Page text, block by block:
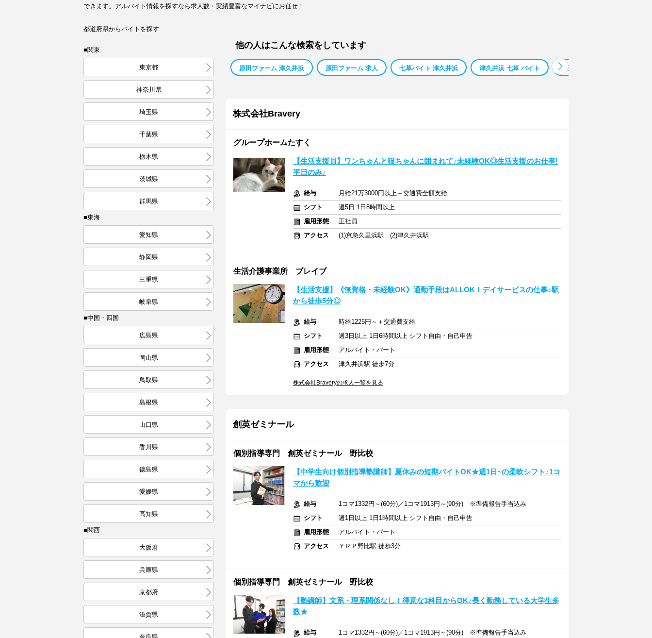
できます。アルバイト情報を探すなら求人数・実績豊富なマイナビにお任せ！
都道府県からバイトを探す
■関東
東京都
神奈川県
埼玉県
千葉県
栃木県
茨城県
群馬県
■東海
愛知県
静岡県
三重県
岐阜県
■中国・四国
広島県
岡山県
鳥取県
島根県
山口県
香川県
徳島県
愛媛県
高知県
■関西
大阪府
兵庫県
京都府
滋賀県
他の人はこんな検索をしています
原田ファーム 津久井浜 原田ファーム 求人 七草バイト 津久井浜 津久井浜 七草 バイト 津久井浜駅 （神奈川県） 現金
株式会社Bravery
グループホームたすく
【生活支援員】ワンちゃんと猫ちゃんに囲まれて♪未経験OK◎生活支援のお仕事!
平日のみ♪
給与
月給21万3000円以上＋交通費全額支給
シフト
週5日 1日8時間以上
雇用形態
正社員
アクセス
(1)京急久里浜駅 (2)津久井浜駅
生活介護事業所 ブレイブ
【生活支援】《無資格・未経験OK》通勤手段はALLOK！デイサービスの仕事♪駅
から徒歩5分◎
給与
時給1225円～＋交通費支給
シフト
週3日以上 1日6時間以上 シフト自由・自己申告
雇用形態
アルバイト・パート
アクセス
津久井浜駅 徒歩7分
株式会社Braveryの求人一覧を見る
創英ゼミナール
個別指導専門 創英ゼミナール 野比校
【中学生向け個別指導塾講師】夏休みの短期バイトOK★週1日~の柔軟シフト♪1コ
マから歓迎
給与
1コマ1332円～(60分)／1コマ1913円～(90分) ※準備報告手当込み
シフト
週1日以上 1日1時間以上 シフト自由・自己申告
雇用形態
アルバイト・パート
アクセス
ＹＲＰ野比駅 徒歩3分
個別指導専門 創英ゼミナール 野比校
【塾講師】文系・理系関係なし！得意な1科目からOK♪長く勤務している大学生多
数★
給与
1コマ1332円～(60分)／1コマ1913円～(90分) ※準備報告手当込み